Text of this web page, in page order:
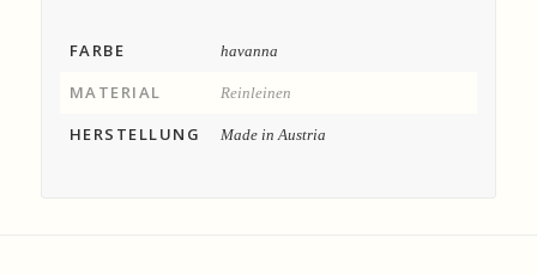
FARBE havanna
MATERIAL Reinleinen
HERSTELLUNG Made in Austria